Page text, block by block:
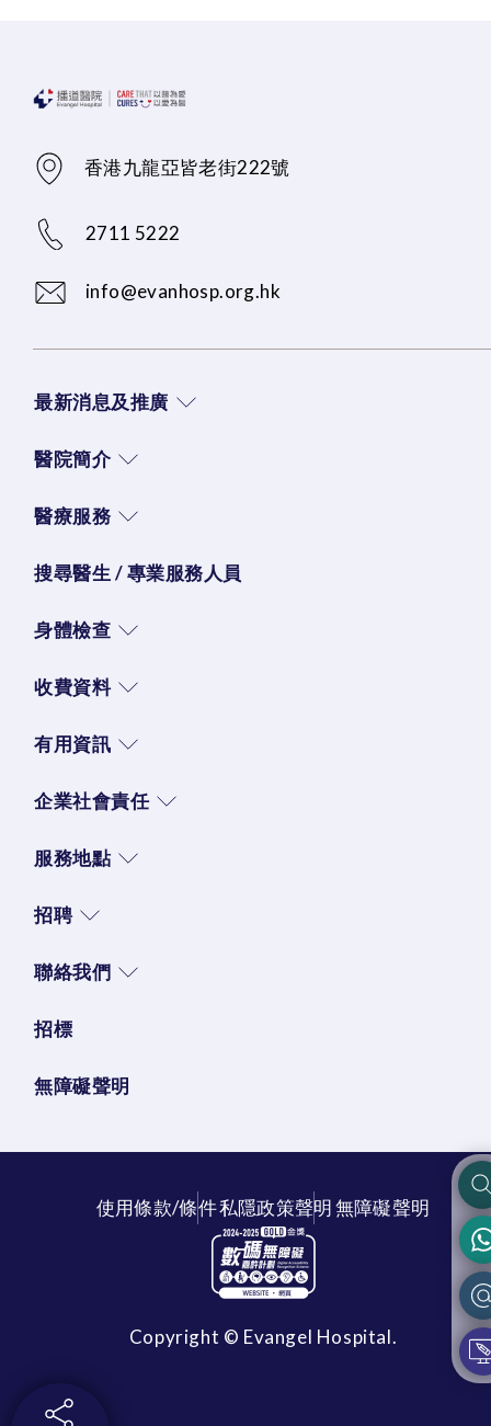
香港九龍亞皆老街222號
2711 5222
info@evanhosp.org.hk
最新消息及推廣
醫院簡介
醫療服務
搜尋醫生 / 專業服務人員
身體檢查
收費資料
有用資訊
企業社會責任
服務地點
招聘
聯絡我們
招標
無障礙聲明
使用條款/條件私隱政策聲明無障礙聲明
Copyright © Evangel Hospital.